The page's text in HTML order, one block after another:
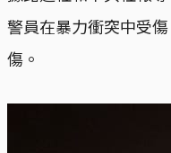
警員在暴力衝突中受
傷。